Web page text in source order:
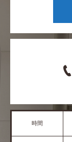
時間